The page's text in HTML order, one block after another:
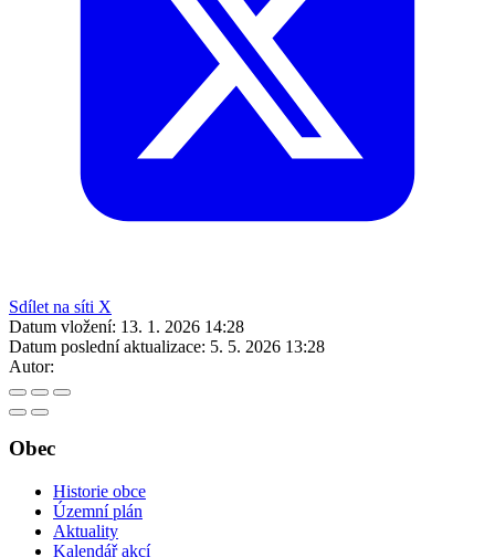
Sdílet na síti X
Datum vložení: 13. 1. 2026 14:28
Datum poslední aktualizace: 5. 5. 2026 13:28
Autor:
Obec
Historie obce
Územní plán
Aktuality
Kalendář akcí